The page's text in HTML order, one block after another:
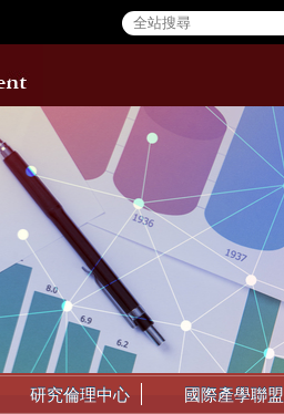
研究倫理中心 國際產學聯盟